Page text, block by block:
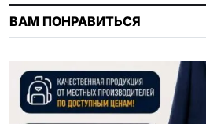
ВАМ ПОНРАВИТЬСЯ